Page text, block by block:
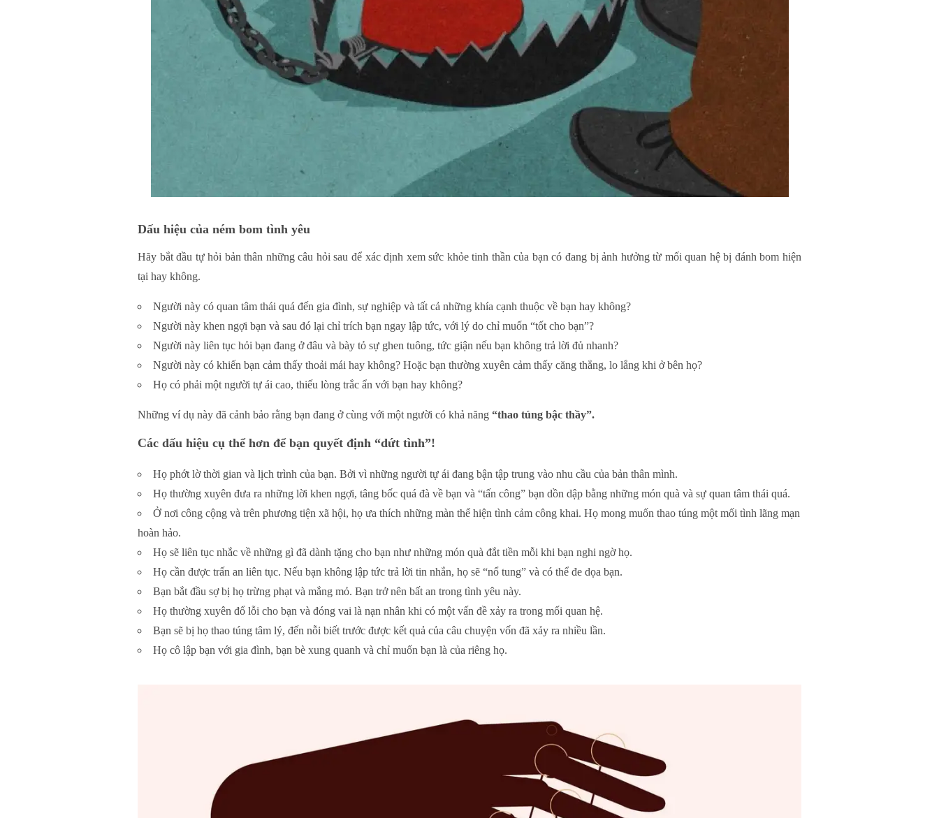
Dấu hiệu của ném bom tình yêu
Hãy bắt đầu tự hỏi bản thân những câu hỏi sau để xác định xem sức khỏe tinh thần của bạn có đang bị ảnh hưởng từ mối quan hệ bị đánh bom hiện
tại hay không.
Người này có quan tâm thái quá đến gia đình, sự nghiệp và tất cả những khía cạnh thuộc về bạn hay không?
Người này khen ngợi bạn và sau đó lại chỉ trích bạn ngay lập tức, với lý do chỉ muốn “tốt cho bạn”?
Người này liên tục hỏi bạn đang ở đâu và bày tỏ sự ghen tuông, tức giận nếu bạn không trả lời đủ nhanh?
Người này có khiến bạn cảm thấy thoải mái hay không? Hoặc bạn thường xuyên cảm thấy căng thẳng, lo lắng khi ở bên họ?
Họ có phải một người tự ái cao, thiếu lòng trắc ẩn với bạn hay không?
Những ví dụ này đã cảnh bảo rằng bạn đang ở cùng với một người có khả năng “thao túng bậc thầy”.
Các dấu hiệu cụ thể hơn để bạn quyết định “dứt tình”!
Họ phớt lờ thời gian và lịch trình của bạn. Bởi vì những người tự ái đang bận tập trung vào nhu cầu của bản thân mình.
Họ thường xuyên đưa ra những lời khen ngợi, tâng bốc quá đà về bạn và “tấn công” bạn dồn dập bằng những món quà và sự quan tâm thái quá.
Ở nơi công cộng và trên phương tiện xã hội, họ ưa thích những màn thể hiện tình cảm công khai. Họ mong muốn thao túng một mối tình lãng mạn
hoàn hảo.
Họ sẽ liên tục nhắc về những gì đã dành tặng cho bạn như những món quà đắt tiền mỗi khi bạn nghi ngờ họ.
Họ cần được trấn an liên tục. Nếu bạn không lập tức trả lời tin nhắn, họ sẽ “nổ tung” và có thể đe dọa bạn.
Bạn bắt đầu sợ bị họ trừng phạt và mắng mỏ. Bạn trở nên bất an trong tình yêu này.
Họ thường xuyên đổ lỗi cho bạn và đóng vai là nạn nhân khi có một vấn đề xảy ra trong mối quan hệ.
Bạn sẽ bị họ thao túng tâm lý, đến nỗi biết trước được kết quả của câu chuyện vốn đã xảy ra nhiều lần.
Họ cô lập bạn với gia đình, bạn bè xung quanh và chỉ muốn bạn là của riêng họ.